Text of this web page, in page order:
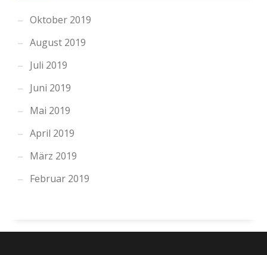
Oktober 2019
August 2019
Juli 2019
Juni 2019
Mai 2019
April 2019
März 2019
Februar 2019